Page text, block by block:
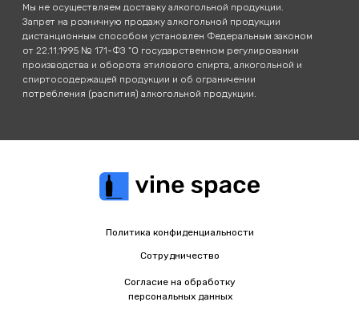
Мы не осуществляем доставку алкогольной продукции.
Запрет на розничную продажу алкогольной продукции
дистанционным способом установлен Федеральным законом
от 22.11.1995 № 171-ФЗ "О государственном регулировании
производства и оборота этилового спирта, алкогольной и
спиртосодержащей продукции и об ограничении
потребления (распития) алкогольной продукции.
Политика конфиденциальности
Сотрудничество
Согласие на обработку
персональных данных